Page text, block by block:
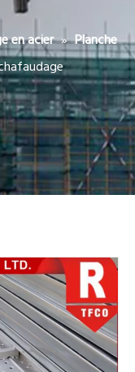
en acier » Planche